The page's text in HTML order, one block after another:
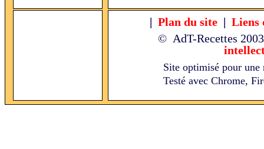
| Plan du site | Liens
© AdT-Recettes
Site optimisé pour
Testé avec Chrome,